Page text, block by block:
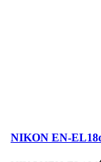
NIKON EN-